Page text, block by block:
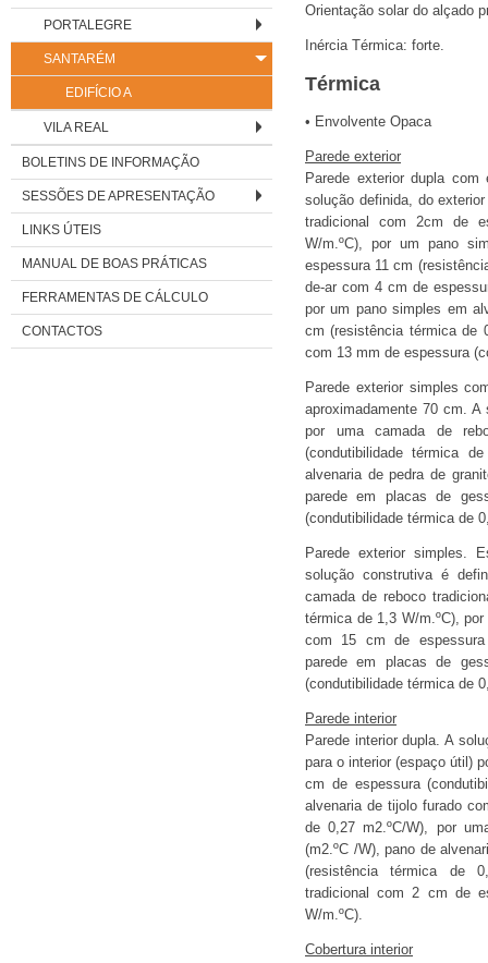
PORTALEGRE
SANTARÉM
EDIFÍCIO A
VILA REAL
BOLETINS DE INFORMAÇÃO
SESSÕES DE APRESENTAÇÃO
LINKS ÚTEIS
MANUAL DE BOAS PRÁTICAS
FERRAMENTAS DE CÁLCULO
CONTACTOS
Orientação solar do alçado
Inércia Térmica: forte.
Térmica
• Envolvente Opaca
Parede exterior
Parede exterior dupla
solução definida, do
tradicional com 2cm de
W/m.ºC), por um pano
espessura 11 cm
de-ar com 4 cm de
por um pano simples em
cm (resistência térmica de
com 13 mm de espessura
Parede exterior simples
aproximadamente 70 cm. A
por uma camada de
(condutibilidade térmica
alvenaria de pedra de
parede em placas de
(condutibilidade térmica de
Parede exterior simples.
solução construtiva é
camada de reboco
térmica de 1,3 W/m.ºC),
com 15 cm de espessura
parede em placas de
(condutibilidade térmica de
Parede interior
Parede interior dupla. A
para o interior (espaço útil)
cm de espessura
alvenaria de tijolo furado
de 0,27 m2.ºC/W), por
(m2.ºC /W), pano de
(resistência térmica de
tradicional com 2 cm de
W/m.ºC).
Cobertura interior